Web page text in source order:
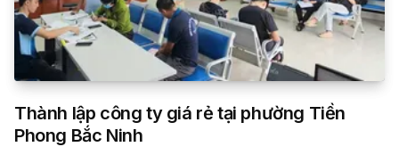
Thành lập công ty giá rẻ tại phường Tiền
Phong Bắc Ninh